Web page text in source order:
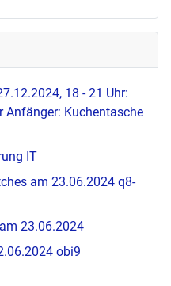
18 - 21 Uhr:
Anfänger: Kuchentasche
IT
am 23.06.2024 q8-
23.06.2024
obi9